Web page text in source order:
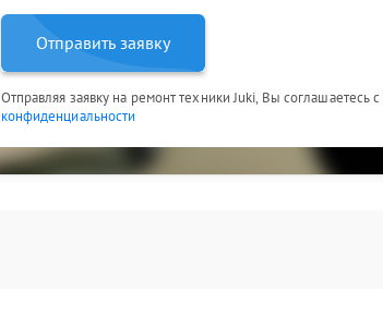
Отправить заявку
Отправляя заявку на ремонт техники Juki, Вы соглашаетесь с
конфиденциальности